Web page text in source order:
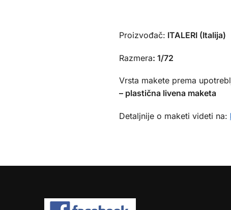
Proizvođač: ITALERI (Italija)
Razmera: 1/72
Vrsta makete prema
– plastična livena maketa
Detaljnije o maketi videti na: